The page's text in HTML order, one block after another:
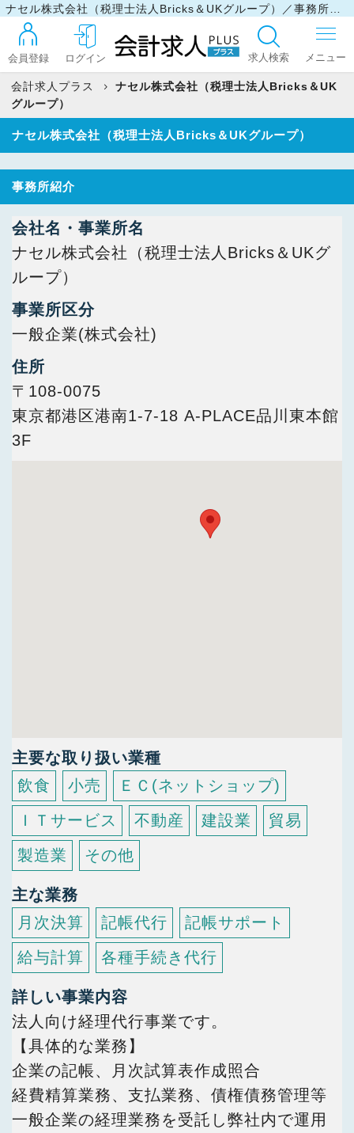
会員登録 ログイン 求人検索
ログイン
マイリスト
PC版サイトを見る
会計求人プラス
ナセル株式会社（税理士法人Bricks＆UK
グループ）
ナセル株式会社（税理士法人Bricks＆UKグループ）
事務所紹介
会社名・事業所名
ナセル株式会社（税理士法人Bricks＆UKグ
ループ）
事業所区分
一般企業(株式会社)
住所
〒108-0075
東京都港区港南1-7-18 A-PLACE品川東本館
3F
主要な取り扱い業種
飲食
小売
ＥＣ(ネットショップ)
ＩＴサービス
不動産 建設業
貿易
製造業
その他
主な業務
月次決算
記帳代行
記帳サポート
給与計算
各種手続き代行
詳しい事業内容
法人向け経理代行事業です。
【具体的な業務】
企業の記帳、月次試算表作成照合
経費精算業務、支払業務、債権債務管理等
一般企業の経理業務を受託し弊社内で運用